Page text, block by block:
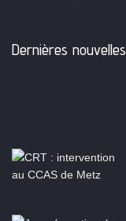
Dernières nouvelles